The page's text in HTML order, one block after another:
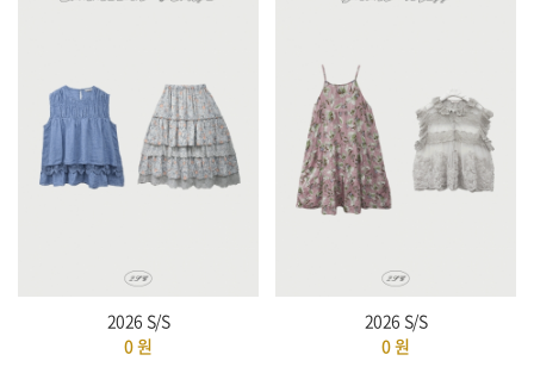
2026 S/S
0원
2026 S/S
0원